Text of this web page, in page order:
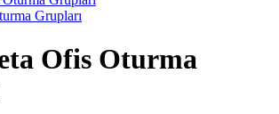
Grupları
Ofis Oturma